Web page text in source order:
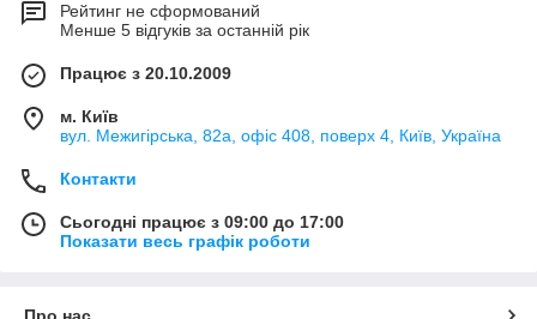
Рейтинг не сформований
Менше 5 відгуків за останній рік
Працює з 20.10.2009
м. Київ
вул. Межигірська, 82а, офіс 408, поверх 4, Київ, Україна
Контакти
Сьогодні працює з 09:00 до 17:00
Показати весь графік роботи